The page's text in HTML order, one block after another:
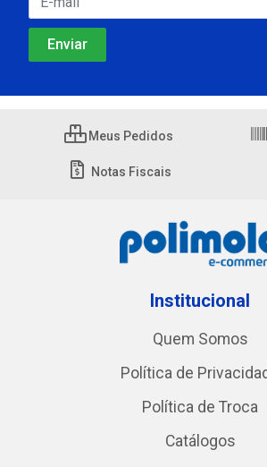
Meus Pedidos
Notas Fiscais
Institucional
Quem Somos
Política de
Política de Troca
Catálogos